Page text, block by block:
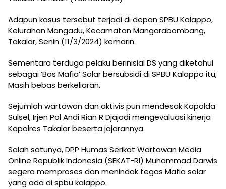
Adapun kasus tersebut terjadi di depan SPBU Kalappo,
Kelurahan Mangadu, Kecamatan Mangarabombang,
Takalar, Senin (11/3/2024) kemarin.
Sementara terduga pelaku berinisial DS yang diketahui
sebagai ‘Bos Mafia’ Solar bersubsidi di SPBU Kalappo itu,
Masih bebas berkeliaran.
Sejumlah wartawan dan aktivis pun mendesak Kapolda
Sulsel, Irjen Pol Andi Rian R Djajadi mengevaluasi kinerja
Kapolres Takalar beserta jajarannya.
Salah satunya, DPP Humas Serikat Wartawan Media
Online Republik Indonesia (SEKAT-RI) Muhammad Darwis
segera memproses dan menindak tegas Mafia solar
yang ada di spbu kalappo.